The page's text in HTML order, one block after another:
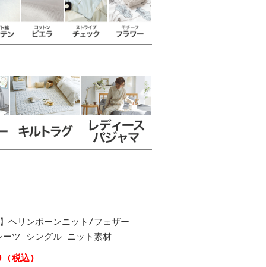
ヘリンボーンニット/フェザー
ーツ シングル ニット素材
(税込)